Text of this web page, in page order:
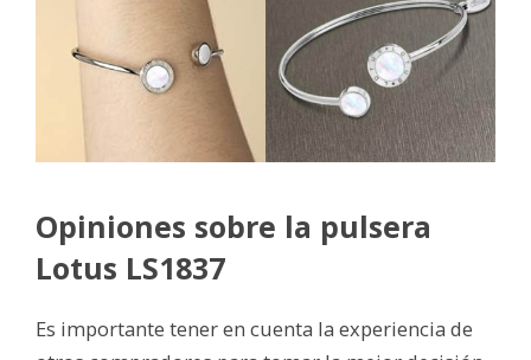
Opiniones sobre la pulsera
Lotus LS1837
Es importante tener en cuenta la experiencia de